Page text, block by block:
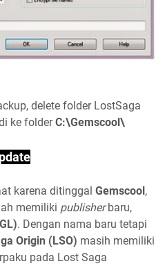
delete folder LostSaga
ke folderC:\Gemscool\
karena ditinggal Gemscool,
memiliki publisherbaru,
. Dengan nama baru tetapi
Origin (LSO) masih memiliki
pada Lost Saga